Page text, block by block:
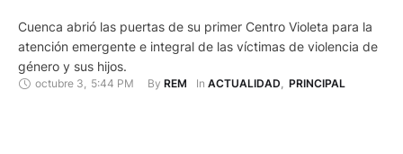
Cuenca abrió las puertas de su primer Centro Violeta para la
atención emergente e integral de las víctimas de violencia de
género y sus hijos.
octubre 3 5:44 PM By REM In ACTUALIDAD, PRINCIPAL